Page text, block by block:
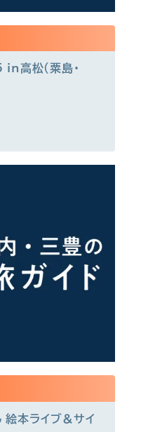
高松（粟島・
絵本ライブ＆サイ